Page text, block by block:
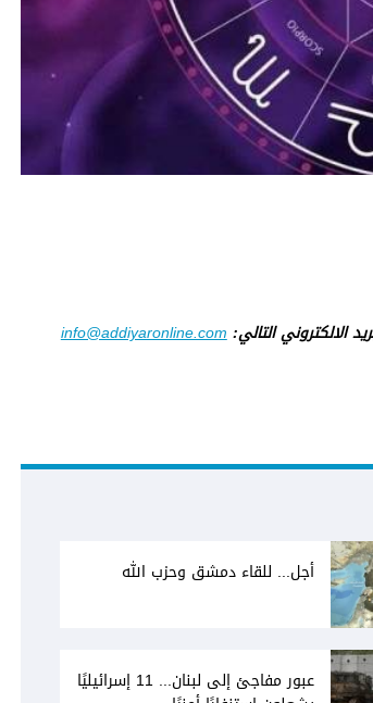
الالكتروني التالي:info@addiyaronline.com
أجل... للقاء دمشق وحزب الله
عبور مفاجئ إلى لبنان... 11 إسرائيليًا